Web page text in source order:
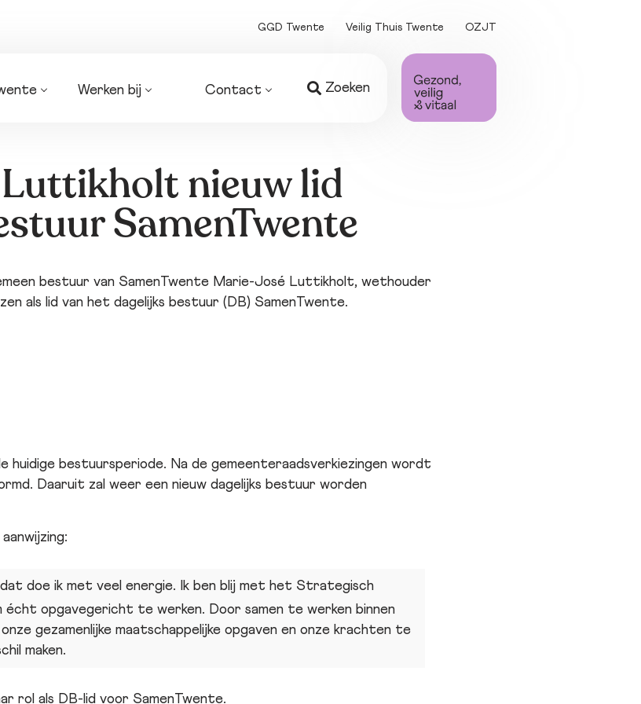
GGD Twente Veilig Thuis Twente OZJT
Werken bij Contact
Factuur indienen
Pers en media
Bezwaarschriften
Zoeken
nieuw lid
SamenTwente
bestuur van SamenTwente Marie-José Luttikholt, wethouder
als lid van het dagelijks bestuur (DB) SamenTwente.
huidige bestuursperiode. Na de gemeenteraadsverkiezingen wordt
Daaruit zal weer een nieuw dagelijks bestuur worden
dat doe ik met veel energie. Ik ben blij met het Strategisch
écht opgavegericht te werken. Door samen te werken binnen
gezamenlijke maatschappelijke opgaven en onze krachten te
maken.
rol als DB-lid voor SamenTwente.